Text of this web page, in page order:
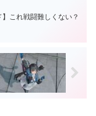
】これ戦闘難しくない？